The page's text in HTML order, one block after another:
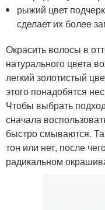
рыжий цвет
сделает их более
Окрасить волосы в
натурального цвета
легкий золотистый
этого понадобятся
Чтобы выбрать
сначала
быстро смываются.
тон или нет, после
радикальном